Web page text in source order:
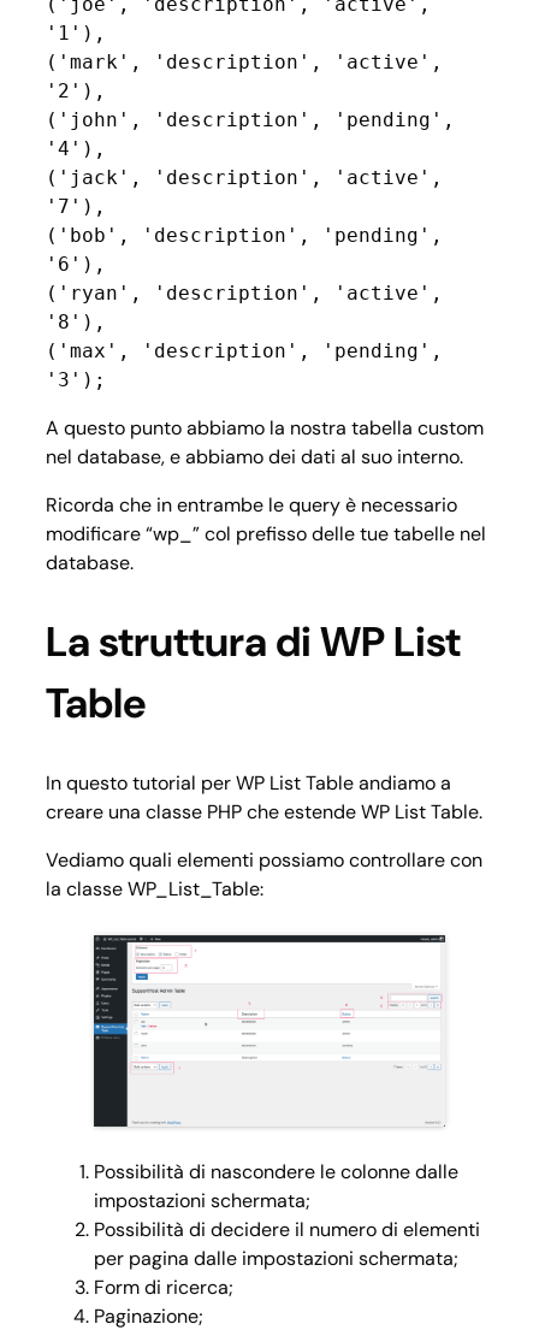
'1'),
('mark', 'description', 'active',
'2'),
('john', 'description', 'pending',
'4'),
('jack', 'description', 'active',
'7'),
('bob', 'description', 'pending',
'6'),
('ryan', 'description', 'active',
'8'),
('max', 'description', 'pending',
'3');
A questo punto abbiamo la nostra tabella custom
nel database, e abbiamo dei dati al suo interno.
Ricorda che in entrambe le query è necessario
modificare “wp_” col prefisso delle tue tabelle nel
database.
La struttura di WP List
Table
In questo tutorial per WP List Table andiamo a
creare una classe PHP che estende WP List Table.
Vediamo quali elementi possiamo controllare con
la classe WP_List_Table:
Possibilità di nascondere le colonne dalle
impostazioni schermata;
Possibilità di decidere il numero di elementi
per pagina dalle impostazioni schermata;
Form di ricerca;
Paginazione;